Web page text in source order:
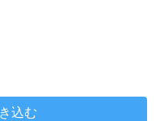
込む